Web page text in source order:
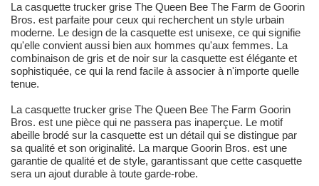
La casquette trucker grise The Queen Bee The Farm de Goorin
Bros. est parfaite pour ceux qui recherchent un style urbain
moderne. Le design de la casquette est unisexe, ce qui signifie
qu'elle convient aussi bien aux hommes qu'aux femmes. La
combinaison de gris et de noir sur la casquette est élégante et
sophistiquée, ce qui la rend facile à associer à n'importe quelle
tenue.
La casquette trucker grise The Queen Bee The Farm Goorin
Bros. est une pièce qui ne passera pas inaperçue. Le motif
abeille brodé sur la casquette est un détail qui se distingue par
sa qualité et son originalité. La marque Goorin Bros. est une
garantie de qualité et de style, garantissant que cette casquette
sera un ajout durable à toute garde-robe.